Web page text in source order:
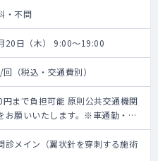
・不問
20日（木） 9:00～19:00
（税込・交通費別）
円まで負担可能 原則公共交通機関
お願いいたします。※車通勤・タ
要相談
診メイン（翼状針を穿刺する施術